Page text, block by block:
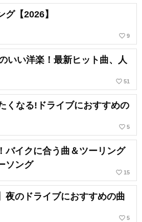
グ【2026】
favorite_border 9
いい洋楽！最新ヒット曲、人
favorite_border 51
くなる!ドライブにおすすめの
favorite_border 5
バイクに合う曲＆ツーリング
ソング
favorite_border 15
夜のドライブにおすすめの曲
favorite_border 5